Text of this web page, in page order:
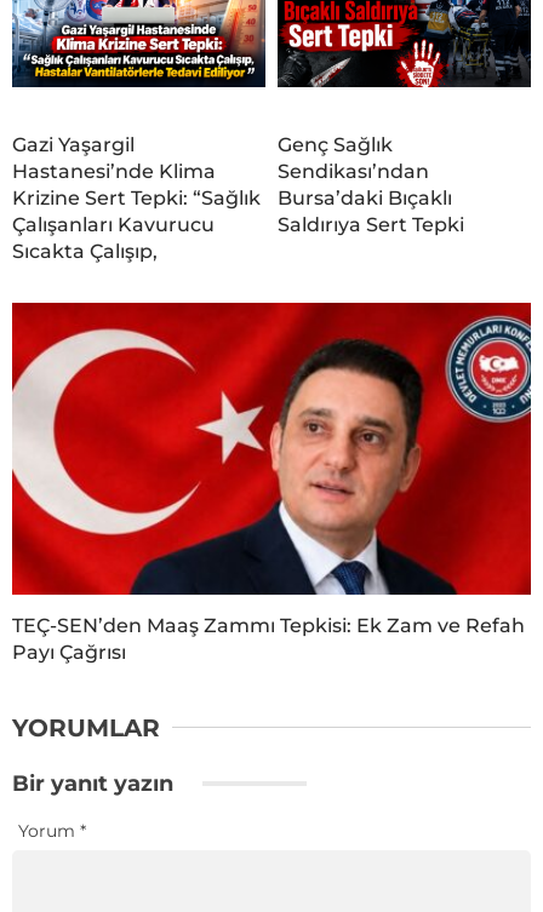
Gazi Yaşargil
Hastanesi’nde Klima
Krizine Sert Tepki: “Sağlık
Çalışanları Kavurucu
Sıcakta Çalışıp,
Genç Sağlık
Sendikası’ndan
Bursa’daki Bıçaklı
Saldırıya Sert Tepki
TEÇ-SEN’den Maaş Zammı Tepkisi: Ek Zam ve Refah
Payı Çağrısı
YORUMLAR
Bir yanıt yazın
Yorum *